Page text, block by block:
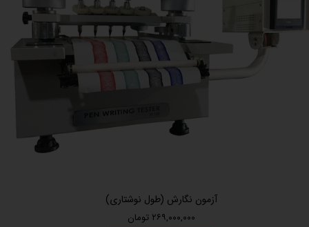
آزمون نگارش (طول نوشتاری)
۲۶۹,۰۰۰,۰۰۰ تومان